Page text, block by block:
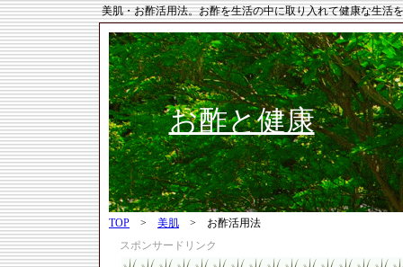
美肌・お酢活用法。お酢を生活の中に取り入れて健康な生活
お酢と健康
TOP > 美肌 > お酢活用法
スポンサードリンク